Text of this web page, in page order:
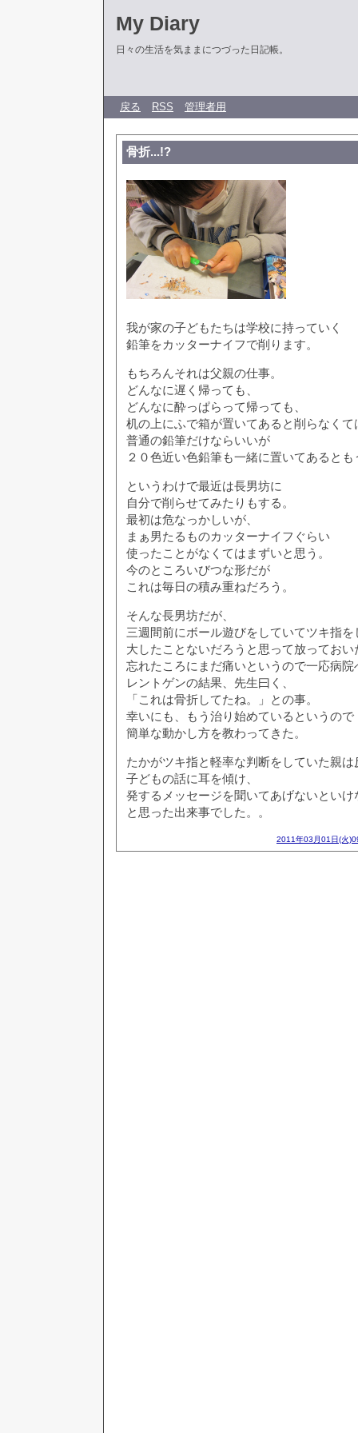
My Diary
日々の生活を気ままにつづった日記帳。
戻る RSS 管理者用
骨折...!?
我が家の子どもたちは学校に持っていく
鉛筆をカッターナイフで削ります。
もちろんそれは父親の仕事。
どんなに遅く帰っても、
どんなに酔っぱらって帰っても、
机の上にふで箱が置いてあると削らなくて
普通の鉛筆だけならいいが
２０色近い色鉛筆も一緒に置いてあると
というわけで最近は長男坊に
自分で削らせてみたりもする。
最初は危なっかしいが、
まぁ男たるものカッターナイフぐらい
使ったことがなくてはまずいと思う。
今のところいびつな形だが
これは毎日の積み重ねだろう。
そんな長男坊だが、
三週間前にボール遊びをしていてツキ指を
大したことないだろうと思って放っておい
忘れたころにまだ痛いというので一応病院
レントゲンの結果、先生曰く、
「これは骨折してたね。」との事。
幸いにも、もう治り始めているというので
簡単な動かし方を教わってきた。
たかがツキ指と軽率な判断をしていた親は
子どもの話に耳を傾け、
発するメッセージを聞いてあげないといけ
と思った出来事でした。。
2011年03月01日(火